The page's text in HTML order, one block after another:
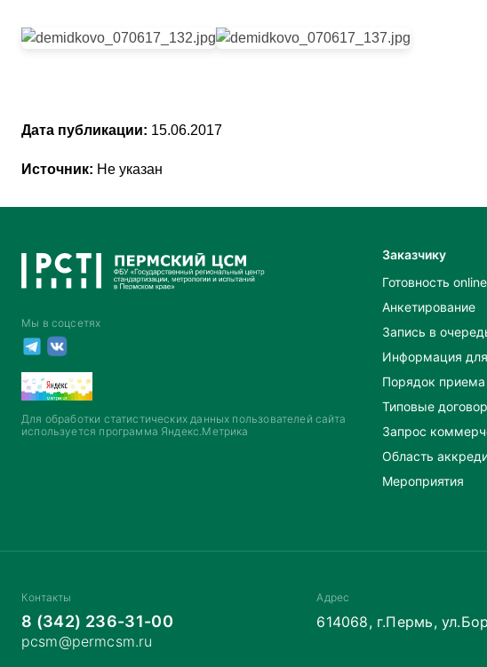
Дата публикации: 15.06.2017
Источник: Не указан
Мы в соцсетях
Для обработки статистических данных пользователей сайта
используется программа Яндекс.Метрика
Заказчику
Готовность online
Анкетирование
Запись в
Информация для
Порядок
Типовые
Запрос
Область
Мероприятия
Контакты
8 (342) 236-31-00
pcsm@permcsm.ru
Адрес
614068, г.Пермь,